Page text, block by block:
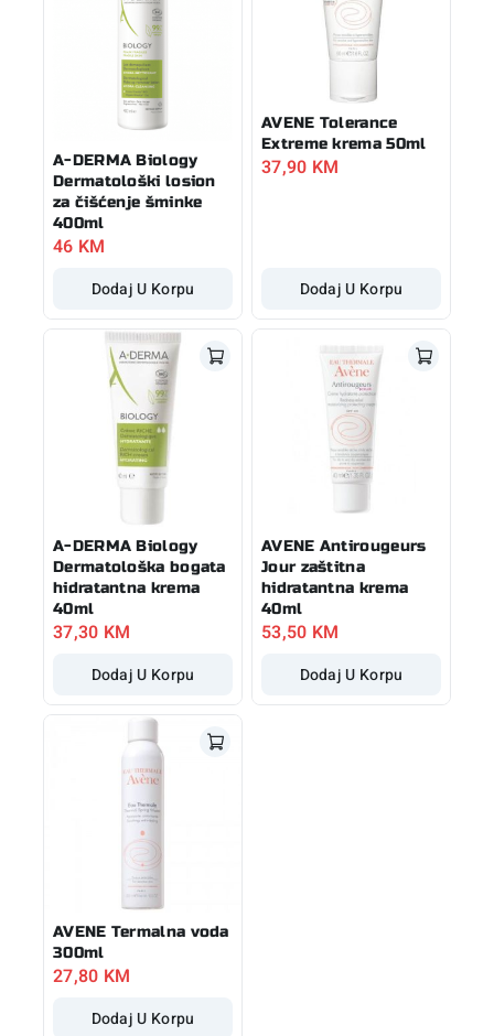
A-DERMA Biology
Dermatološki losion
za čišćenje šminke
400ml
46 KM
Dodaj U Korpu
AVENE Tolerance
Extreme krema 50ml
37,90 KM
Dodaj U Korpu
A-DERMA Biology
Dermatološka bogata
hidratantna krema
40ml
37,30 KM
Dodaj U Korpu
AVENE Antirougeurs
Jour zaštitna
hidratantna krema
40ml
53,50 KM
Dodaj U Korpu
AVENE Termalna voda
300ml
27,80 KM
Dodaj U Korpu